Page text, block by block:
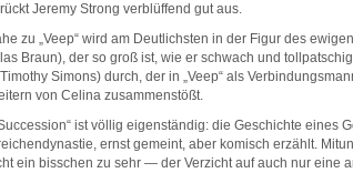
Jeremy Strong verblüffend gut aus.
zu „Veep“ wird am Deutlichsten in der Figur des
Braun), der so groß ist, wie er schwach und
Simons) durch, der in „Veep“ als
von Celina zusammenstößt.
ist völlig eigenständig: die Geschichte eines
ernst gemeint, aber komisch erzählt.
ein bisschen zu sehr — der Verzicht auf auch nur eine